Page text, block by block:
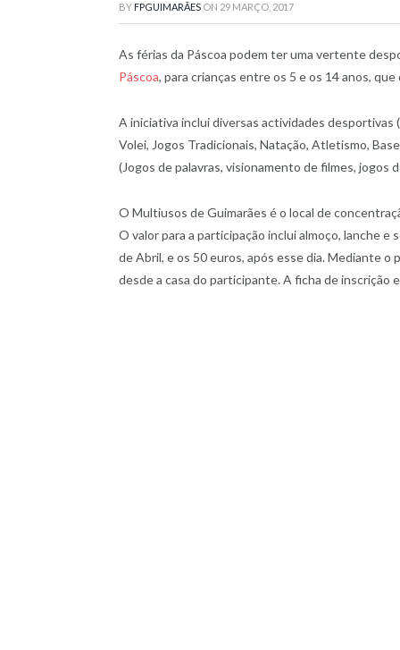
BY FPGUIMARÃES ON 29 MARÇO, 2017
As férias da Páscoa podem ter uma vertente
Páscoa, para crianças entre os 5 e os 14 anos,
A iniciativa inclui diversas actividades
Volei, Jogos Tradicionais, Natação, Atletismo,
(Jogos de palavras, visionamento de filmes, jogos
O Multiusos de Guimarães é o local de
O valor para a participação inclui almoço, lanche
de Abril, e os 50 euros, após esse dia. Mediante
desde a casa do participante. A ficha de inscrição